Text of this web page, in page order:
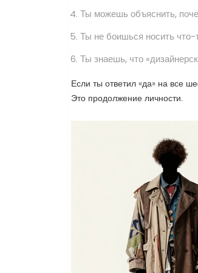
Ты можешь объяснить,
Ты не боишься носить
Ты знаешь, что
Если ты ответил «да» на все
Это продолжение личности.